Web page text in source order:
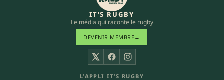
IT’S RUGBY
Le média qui raconte le rugby
DEVENIR MEMBRE→
X FacebookInstagram
L’APPLI IT’S RUGBY